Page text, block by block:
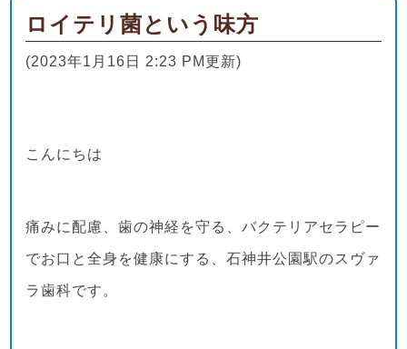
ロイテリ菌という味方
(2023年1月16日 2:23 PM更新)
こんにちは
痛みに配慮、歯の神経を守る、バクテリアセラピー
でお口と全身を健康にする、石神井公園駅のスヴァ
ラ歯科です。